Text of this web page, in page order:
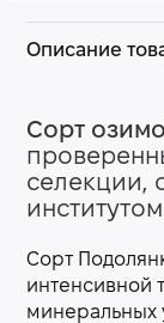
Описание
Сорт
селекции,
Сорт
интенсивной
минеральных